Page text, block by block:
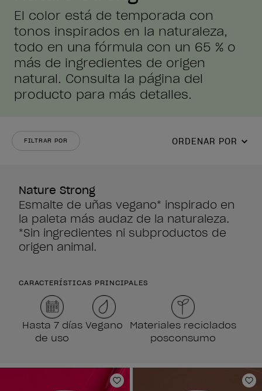
El color está de temporada con
tonos inspirados en la naturaleza,
todo en una fórmula con un 65 % o
más de ingredientes de origen
natural. Consulta la página del
producto para más detalles.
FILTRAR POR ORDENAR POR
Nature Strong
Esmalte de uñas vegano* inspirado en
la paleta más audaz de la naturaleza.
*Sin ingredientes ni subproductos de
origen animal.
CARACTERÍSTICAS PRINCIPALES
Hasta 7 días
de uso
Vegano
Materiales reciclados
posconsumo
Añadir a la lista de deseos